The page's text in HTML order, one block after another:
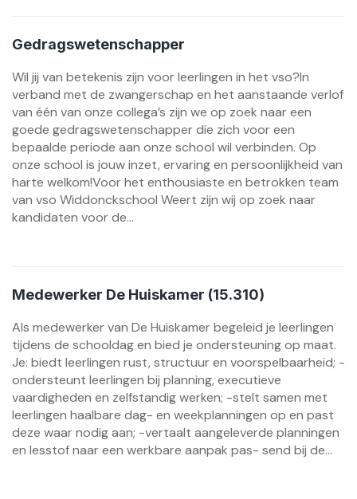
Gedragswetenschapper
Wil jij van betekenis zijn voor leerlingen in het vso?In
verband met de zwangerschap en het aanstaande verlof
van één van onze collega’s zijn we op zoek naar een
goede gedragswetenschapper die zich voor een
bepaalde periode aan onze school wil verbinden. Op
onze school is jouw inzet, ervaring en persoonlijkheid van
harte welkom!Voor het enthousiaste en betrokken team
van vso Widdonckschool Weert zijn wij op zoek naar
kandidaten voor de...
Medewerker De Huiskamer (15.310)
Als medewerker van De Huiskamer begeleid je leerlingen
tijdens de schooldag en bied je ondersteuning op maat.
Je: biedt leerlingen rust, structuur en voorspelbaarheid; -
ondersteunt leerlingen bij planning, executieve
vaardigheden en zelfstandig werken; -stelt samen met
leerlingen haalbare dag- en weekplanningen op en past
deze waar nodig aan; -vertaalt aangeleverde planningen
en lesstof naar een werkbare aanpak pas- send bij de...